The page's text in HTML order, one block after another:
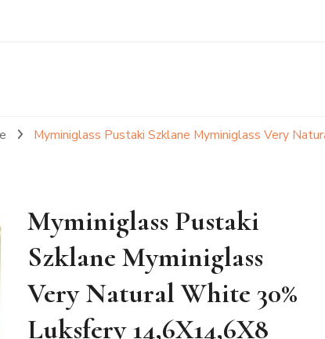
Myminiglass Pustaki Szklane Myminiglass Very
Myminiglass Pustaki
Szklane Myminiglass
Very Natural White 30%
Luksfery 14,6X14,6X8